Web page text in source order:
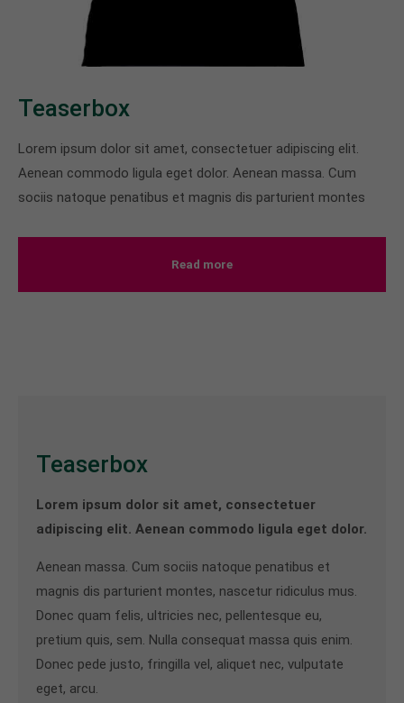
Drop us a line
info@yourdomain.com
About us
Lorem ipsum dolor sit amet, consectetuer
Cum sociis natoque penatibus et magnis dis
parturient montes, nascetur ridiculus mus. Donec
Teaserbox
Lorem ipsum dolor sit amet, consectetuer adipiscing elit.
Aenean commodo ligula eget dolor. Aenean massa. Cum
sociis natoque penatibus et magnis dis parturient montes
Read more
Teaserbox
Lorem ipsum dolor sit amet, consectetuer
adipiscing elit. Aenean commodo ligula eget dolor.
Aenean massa. Cum sociis natoque penatibus et
magnis dis parturient montes, nascetur ridiculus mus.
Donec quam felis, ultricies nec, pellentesque eu,
pretium quis, sem. Nulla consequat massa quis enim.
Donec pede justo, fringilla vel, aliquet nec, vulputate
eget, arcu.